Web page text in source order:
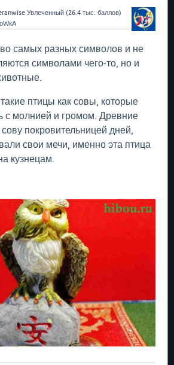
Увлеченный (26.4 тыс. баллов)
самых разных символов и не
символами чего-то, но и
птицы как совы, которые
с молнией и громом. Древние
покровительницей дней,
свои мечи, именно эта птица
кузнецам.